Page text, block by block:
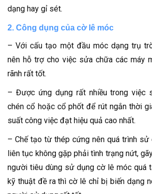
dạng hay gỉ sét.
2. Công dụng của cờ lê móc
– Với cấu tạo một đầu móc dạng trụ
nên hỗ trợ cho việc sửa chữa các máy
rãnh rất tốt.
– Được ứng dụng rất nhiều trong việc
chén cổ hoặc cổ phốt để rút ngắn thời
suất công việc đạt hiệu quả cao nhất.
– Chế tạo từ thép cứng nên quá trình
liên tục không gặp phải tình trạng nứt,
người tiêu dùng sử dụng cờ lê móc quá
kỹ thuật đề ra thì cờ lê chỉ bị biến dạng